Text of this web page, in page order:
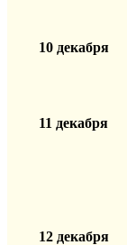
10 декабря
11 декабря
12 декабря